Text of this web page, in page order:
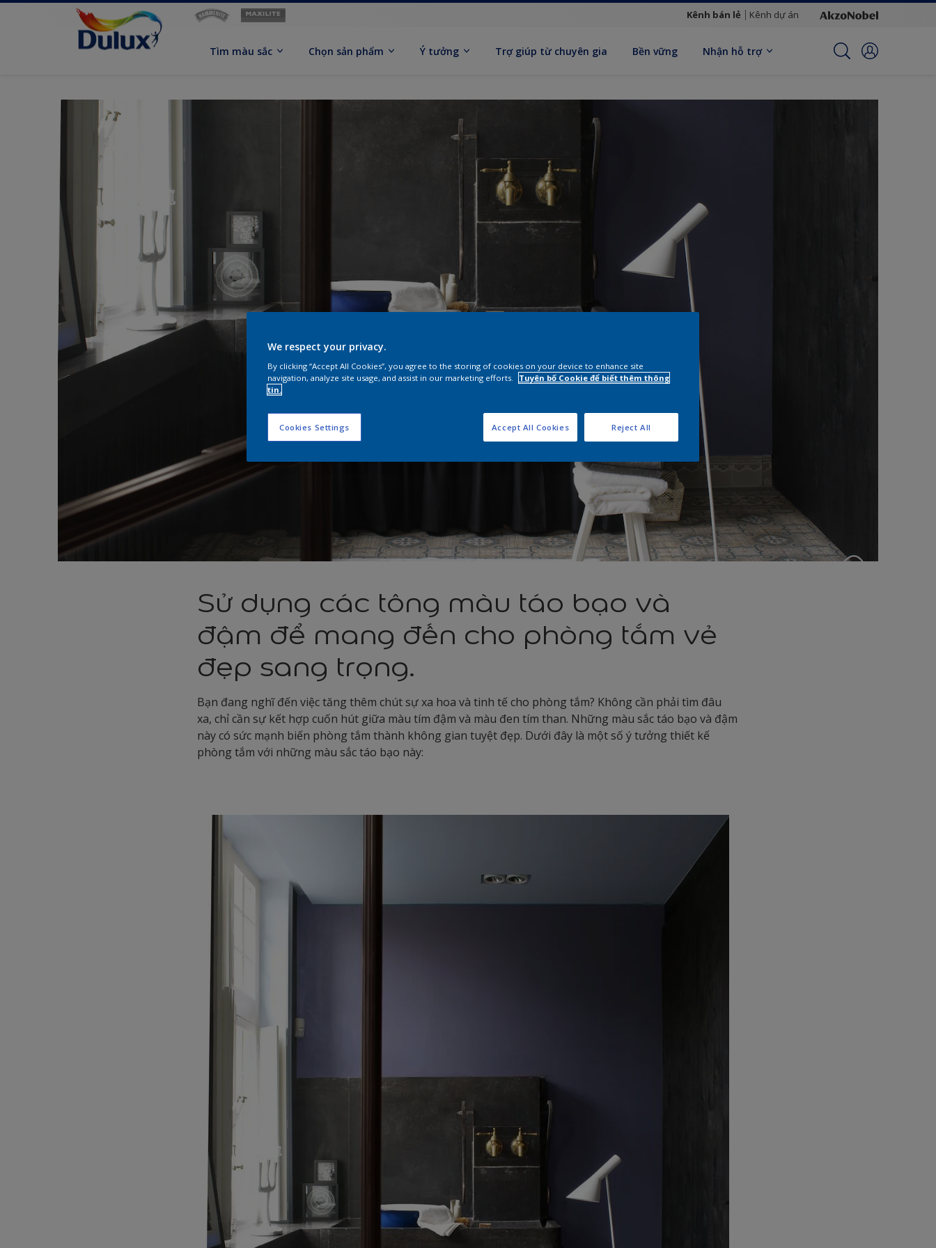
Kênh bán lẻ Kênh dự án
Tìm màu sắc Chọn sản phẩm Ý tưởng Trợ giúp từ chuyên gia Bền vững Nhận hỗ trợ
Sử dụng các tông màu táo bạo và
đậm để mang đến cho phòng tắm vẻ
đẹp sang trọng.
Bạn đang nghĩ đến việc tăng thêm chút sự xa hoa và tinh tế cho phòng tắm? Không cần phải tìm đâu
xa, chỉ cần sự kết hợp cuốn hút giữa màu tím đậm và màu đen tím than. Những màu sắc táo bạo và đậm
này có sức mạnh biến phòng tắm thành không gian tuyệt đẹp. Dưới đây là một số ý tưởng thiết kế
phòng tắm với những màu sắc táo bạo này:
We respect your privacy.
By clicking “Accept All Cookies”, you agree to the storing of cookies on your device to enhance site
navigation, analyze site usage, and assist in our marketing efforts.
Tuyên bố Cookie để biết thêm thông
tin.
Cookies Settings Reject All
Accept All Cookies